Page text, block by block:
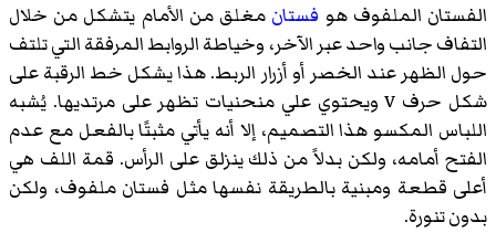
الفستان الملفوف هو فستان مغلق من الأمام يتشكل من خلال
التفاف جانب واحد عبر الآخر، وخياطة الروابط المرفقة التي تلتف
حول الظهر عند الخصر أو أزرار الربط. هذا يشكل خط الرقبة على
شكل حرف V ويحتوي علي منحنيات تظهر على مرتديها. يُشبه
اللباس المكسو هذا التصميم، إلا أنه يأتي مثبتًا بالفعل مع عدم
الفتح أمامه، ولكن بدلاً من ذلك ينزلق على الرأس. قمة اللف هي
أعلى قطعة ومبنية بالطريقة نفسها مثل فستان ملفوف، ولكن
بدون تنورة.